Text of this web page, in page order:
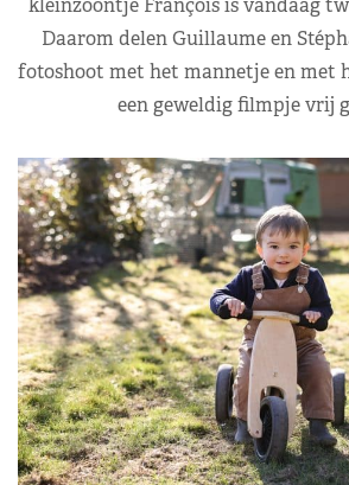
Daarom delen Guillaume en
fotoshoot met het mannetje en met
een geweldig filmpje vrij